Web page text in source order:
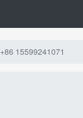
+86 15599241071